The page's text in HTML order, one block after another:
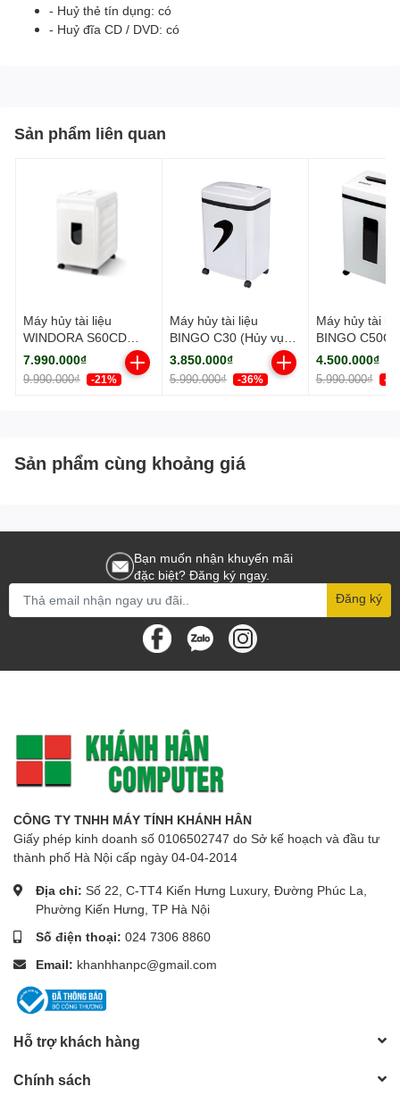
- Huỷ thẻ tín dụng: có
- Huỷ đĩa CD / DVD: có
Sản phẩm liên quan
Máy hủy tài liệu
WINDORA S60CD
(Hủy vụn/ 17-21
Tờ/lần/ A4/A5)
7.990.000₫
9.990.000₫ -21%
Máy hủy tài liệu
BINGO C30 (Hủy vụn/
6-8 Tờ/lần/ A4/A5)
3.850.000₫
5.990.000₫ -36%
Máy hủy tài
BINGO
vụn/ 10-12
A4/A5)
4.500.000₫
5.990.000₫ -
Sản phẩm cùng khoảng giá
Bạn muốn nhận khuyến mãi
đặc biệt? Đăng ký ngay.
Đăng ký
CÔNG TY TNHH MÁY TÍNH KHÁNH HÂN
Giấy phép kinh doanh số 0106502747 do Sở kế hoạch và đầu tư
thành phố Hà Nội cấp ngày 04-04-2014
Địa chỉ: Số 22, C-TT4 Kiến Hưng Luxury, Đường Phúc La,
Phường Kiến Hưng, TP Hà Nội
Số điện thoại: 024 7306 8860
Email: khanhhanpc@gmail.com
Hỗ trợ khách hàng
Chính sách